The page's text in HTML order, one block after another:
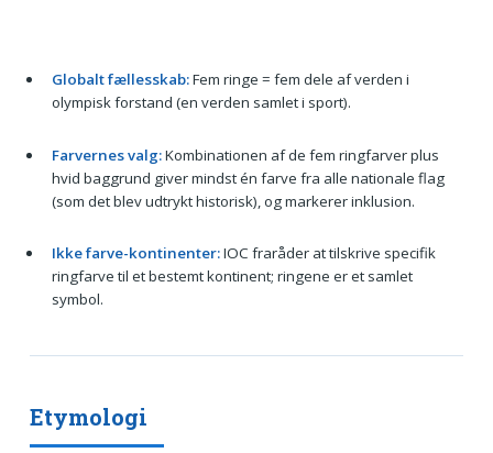
Globalt fællesskab:Fem ringe = fem dele af verden i
olympisk forstand (en verden samlet i sport).
Farvernes valg:Kombinationen af de fem ringfarver plus
hvid baggrund giver mindst én farve fra alle nationale flag
(som det blev udtrykt historisk), og markerer inklusion.
Ikke farve-kontinenter:IOC fraråder at tilskrive specifik
ringfarve til et bestemt kontinent; ringene er et samlet
symbol.
Etymologi